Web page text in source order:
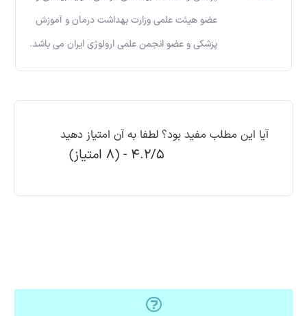
عضو هیئت علمی وزارت بهداشت درمان و آموزش
پزشکی و عضو انجمن علمی ارولوژی ایران می باشد.
آیا این مطلب مفید بود؟ لطفا به آن امتیاز دهید
4.2/5 - (8 امتیاز)